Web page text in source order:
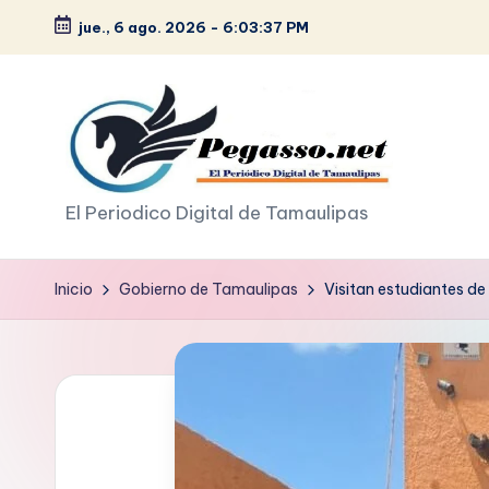
Saltar
contenido
jue., 6 ago. 2026 - 6:03:38 PM
p
e
g
El Periodico Digital de Tamaulipas
Inicio Gobierno de Tamaulipas Visitan estudiantes de